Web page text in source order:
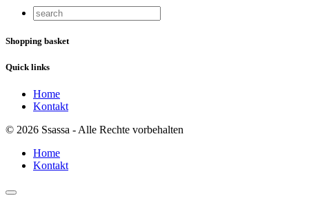
Shopping basket
Quick links
Home
Kontakt
© 2026 Ssassa - Alle Rechte vorbehalten
Home
Kontakt